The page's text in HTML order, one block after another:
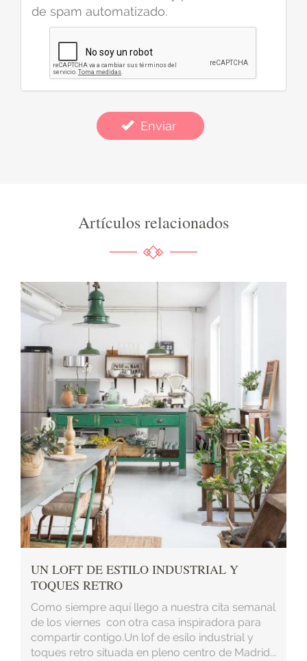
de spam automatizado.
Enviar
Artículos relacionados
UN LOFT DE ESTILO INDUSTRIAL Y
TOQUES RETRO
Como siempre aquí llego a nuestra cita semanal
de los viernes con otra casa inspiradora para
compartir contigo.Un lof de esilo industrial y
toques retro situada en pleno centro de Madrid...